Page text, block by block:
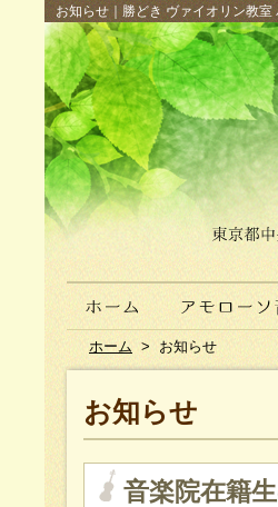
お知らせ｜勝どき ヴァイオリン教
ホーム > お知らせ
お知らせ
音楽院在籍